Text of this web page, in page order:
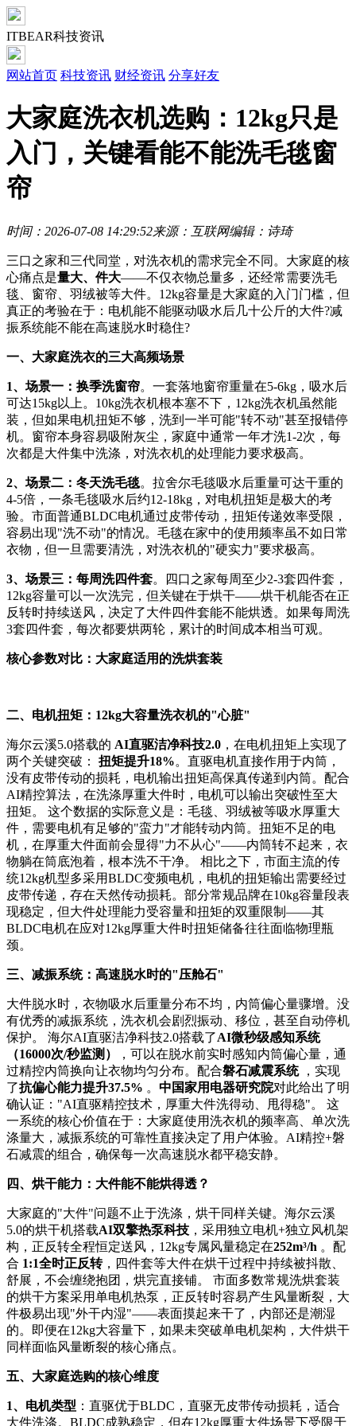
ITBEAR科技资讯
网站首页 科技资讯 财经资讯 分享好友
大家庭洗衣机选购：12kg只是
入门，关键看能不能洗毛毯窗
帘
时间：2026-07-08 14:29:52来源：互联网编辑：诗琦
三口之家和三代同堂，对洗衣机的需求完全不同。大家庭的核
心痛点是量大、件大——不仅衣物总量多，还经常需要洗毛
毯、窗帘、羽绒被等大件。12kg容量是大家庭的入门门槛，但
真正的考验在于：电机能不能驱动吸水后几十公斤的大件?减
振系统能不能在高速脱水时稳住?
一、大家庭洗衣的三大高频场景
1、场景一：换季洗窗帘。一套落地窗帘重量在5-6kg，吸水后
可达15kg以上。10kg洗衣机根本塞不下，12kg洗衣机虽然能
装，但如果电机扭矩不够，洗到一半可能"转不动"甚至报错停
机。窗帘本身容易吸附灰尘，家庭中通常一年才洗1-2次，每
次都是大件集中洗涤，对洗衣机的处理能力要求极高。
2、场景二：冬天洗毛毯。拉舍尔毛毯吸水后重量可达干重的
4-5倍，一条毛毯吸水后约12-18kg，对电机扭矩是极大的考
验。市面普通BLDC电机通过皮带传动，扭矩传递效率受限，
容易出现"洗不动"的情况。毛毯在家中的使用频率虽不如日常
衣物，但一旦需要清洗，对洗衣机的"硬实力"要求极高。
3、场景三：每周洗四件套。四口之家每周至少2-3套四件套，
12kg容量可以一次洗完，但关键在于烘干——烘干机能否在正
反转时持续送风，决定了大件四件套能不能烘透。如果每周洗
3套四件套，每次都要烘两轮，累计的时间成本相当可观。
核心参数对比：大家庭适用的洗烘套装
二、电机扭矩：12kg大容量洗衣机的"心脏"
海尔云溪5.0搭载的 AI直驱洁净科技2.0 ，在电机扭矩上实现了
两个关键突破： 扭矩提升18%。直驱电机直接作用于内筒，
没有皮带传动的损耗，电机输出扭矩高保真传递到内筒。配合
AI精控算法，在洗涤厚重大件时，电机可以输出突破性至大
扭矩。 这个数据的实际意义是：毛毯、羽绒被等吸水厚重大
件，需要电机有足够的"蛮力"才能转动内筒。扭矩不足的电
机，在厚重大件面前会显得"力不从心"——内筒转不起来，衣
物躺在筒底泡着，根本洗不干净。 相比之下，市面主流的传
统12kg机型多采用BLDC变频电机，电机的扭矩输出需要经过
皮带传递，存在天然传动损耗。部分常规品牌在10kg容量段表
现稳定，但大件处理能力受容量和扭矩的双重限制——其
BLDC电机在应对12kg厚重大件时扭矩储备往往面临物理瓶
颈。
三、减振系统：高速脱水时的"压舱石"
大件脱水时，衣物吸水后重量分布不均，内筒偏心量骤增。没
有优秀的减振系统，洗衣机会剧烈振动、移位，甚至自动停机
保护。 海尔AI直驱洁净科技2.0搭载了AI微秒级感知系统
（16000次/秒监测）
，可以在脱水前实时感知内筒偏心量，通
过精控内筒换向让衣物均匀分布。配合磐石减震系统，实现
了抗偏心能力提升37.5% 。 中国家用电器研究院对此给出了明
确认证："AI直驱精控技术，厚重大件洗得动、甩得稳"。 这
一系统的核心价值在于：大家庭使用洗衣机的频率高、单次洗
涤量大，减振系统的可靠性直接决定了用户体验。AI精控+磐
石减震的组合，确保每一次高速脱水都平稳安静。
四、烘干能力：大件能不能烘得透？
大家庭的"大件"问题不止于洗涤，烘干同样关键。海尔云溪
5.0的烘干机搭载AI双擎热泵科技 ，采用独立电机+独立风机架
构，正反转全程恒定送风，12kg专属风量稳定在252m³/h 。配
合 1:1全时正反转，四件套等大件在烘干过程中持续被抖散、
舒展，不会缠绕抱团，烘完直接铺。 市面多数常规洗烘套装
的烘干方案采用单电机热泵，正反转时容易产生风量断裂，大
件极易出现"外干内湿"——表面摸起来干了，内部还是潮湿
的。即便在12kg大容量下，如果未突破单电机架构，大件烘干
同样面临风量断裂的核心痛点。
五、大家庭选购的核心维度
1、电机类型 ：直驱优于BLDC，直驱无皮带传动损耗，适合
大件洗涤。BLDC成熟稳定，但在12kg厚重大件场景下受限于